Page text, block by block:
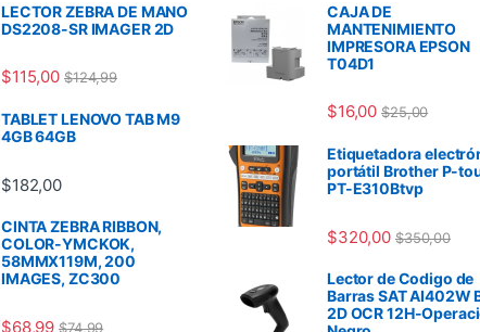
LECTOR ZEBRA DE MANO
DS2208-SR IMAGER 2D
$115,00 $124,99
TABLET LENOVO TAB M9
4GB 64GB
$182,00
CINTA ZEBRA RIBBON,
COLOR-YMCKOK,
58MMX119M, 200
IMAGES, ZC300
$68,99 $74,99
CAJA DE
MANTENIMIENTO
IMPRESORA EPSON
T04D1
$16,00 $25,00
Etiquetadora
portátil Brother P-
PT-E310Btvp
$320,00 $350,00
Lector de Codigo de
Barras SAT AI402W
2D OCR 12H-